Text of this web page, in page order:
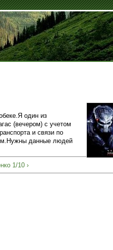
один из
(вечером) с учетом
и связи по
данные людей
1/10 ›